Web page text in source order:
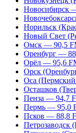
Новосибирск
Норильск
Новый Свет
Омск — 90,5
Оренбург —
Орёл — 95,6
Орск
Оса
Осташков
Пенза — 94,7
Пермь — 95,0
Псков — 88,8
Петрозаводск